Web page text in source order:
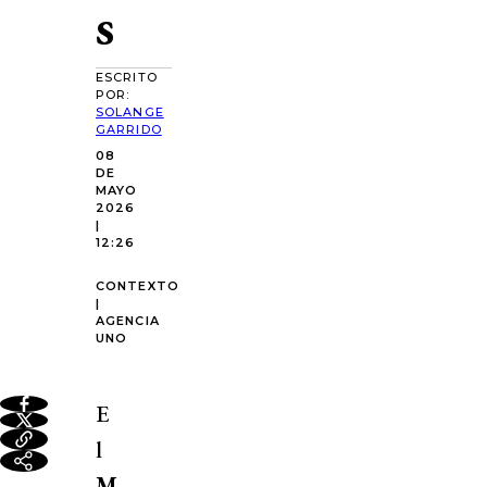
s
ESCRITO
POR:
SOLANGE
GARRIDO
08
DE
MAYO
2026
|
12:26
CONTEXTO
|
AGENCIA
UNO
E
l